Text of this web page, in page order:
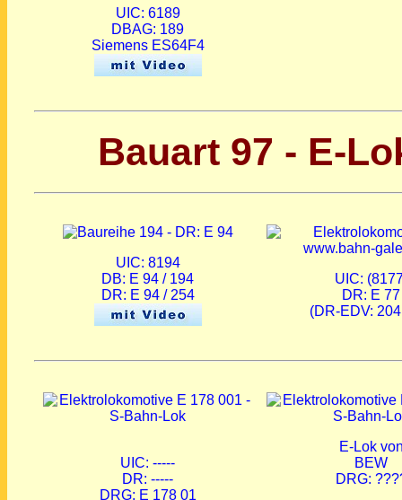
UIC: 6189
DBAG: 189
Siemens ES64F4
Bauart 97 - E-
UIC: 8194
DB: E 94 / 194
DR: E 94 / 254
UIC:
DR: E 77
(DR-EDV:
UIC: -----
DR: -----
DRG: E 178 01
E-Lok
BEW
DRG: